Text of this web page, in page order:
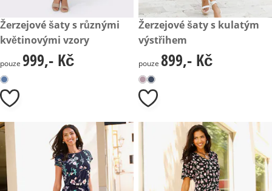
999,- Kč
Žerzejové šaty s různými
květinovými vzory
999,- Kč
pouze 999,- Kč
899,- Kč
Žerzejové šaty s kulatým
výstřihem
899,- Kč
pouze 899,- Kč